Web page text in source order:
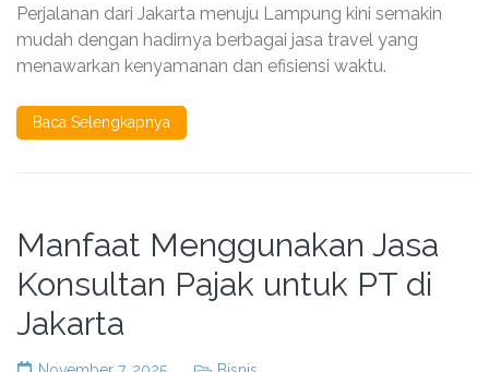
Travel
Jakarta
Lampung
Terbaru
Perjalanan dari Jakarta menuju Lampung kini semakin
mudah dengan hadirnya berbagai jasa travel yang
menawarkan kenyamanan dan efisiensi waktu.
Baca Selengkapnya
Manfaat Menggunakan Jasa
Konsultan Pajak untuk PT di
Jakarta